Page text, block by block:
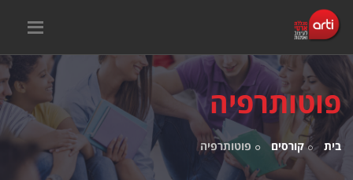
פוטותרפיה
בית קורסים פוטותרפיה